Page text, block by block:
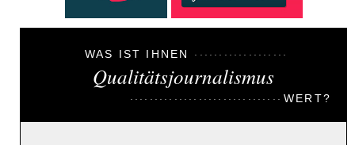
WAS IST IHNEN
Qualitätsjournalismus
WERT?